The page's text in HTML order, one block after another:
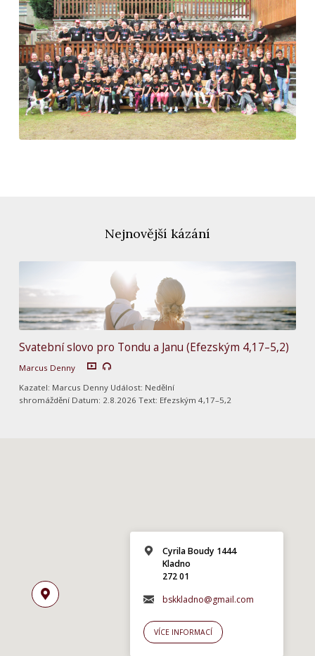
Nejnovější kázání
Svatební slovo pro Tondu a Janu (Efezským 4,17–5,2)
Marcus Denny
Kazatel: Marcus Denny Událost: Nedělní
shromáždění Datum: 2.8.2026 Text: Efezským 4,17–5,2
Cyrila Boudy 1444
Kladno
272 01
bskkladno@gmail.com
VÍCE INFORMACÍ